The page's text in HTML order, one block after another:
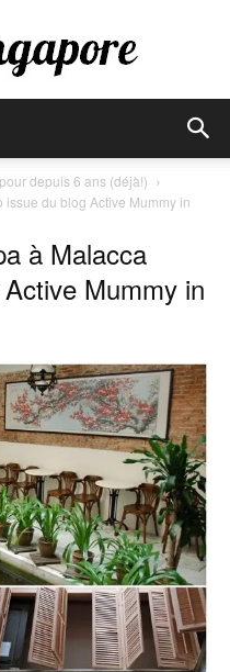
depuis 6 ans (déjà!)
du blog Active Mummy in
à Malacca
Mummy in